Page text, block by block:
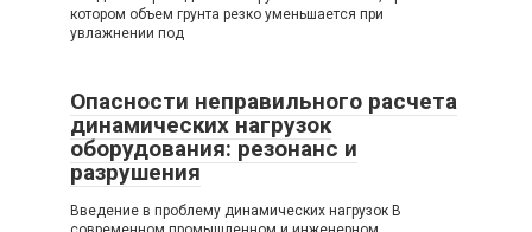
котором объем грунта резко уменьшается при
увлажнении под
Опасности неправильного расчета
динамических нагрузок
оборудования: резонанс и
разрушения
Введение в проблему динамических нагрузок В